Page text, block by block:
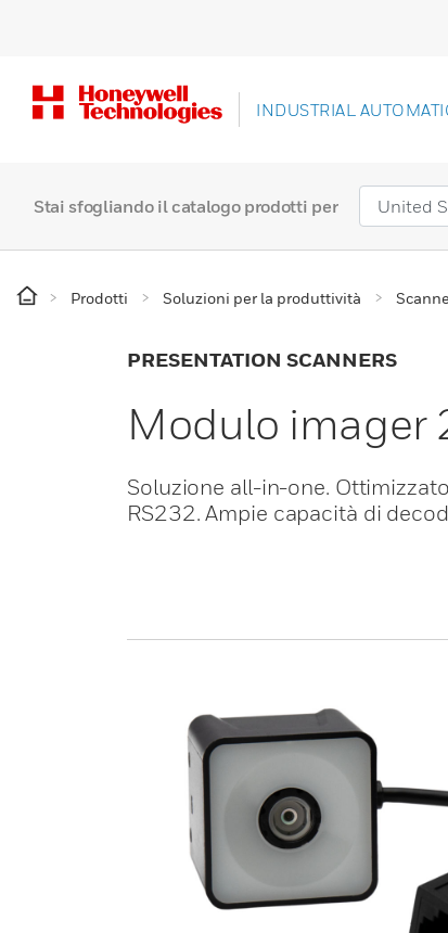
INDUSTRIAL
Stai sfogliando il catalogo prodotti per
Prodotti Soluzioni per la produttività
PRESENTATION SCANNERS
Modulo imager
Soluzione all-in-one.
RS232. Ampie capacità di